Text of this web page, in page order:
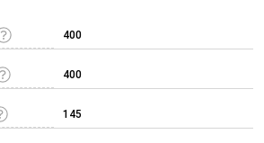
400
400
145